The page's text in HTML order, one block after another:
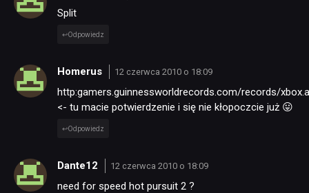
Split
Odpowiedz
Homerus 12 czerwca 2010 o 18:09
http:gamers.guinnessworldrecords.com/records/
<- tu macie potwierdzenie i się nie kłopoczcie już 😛
Odpowiedz
Dante12 12 czerwca 2010 o 18:09
need for speed hot pursuit 2 ?